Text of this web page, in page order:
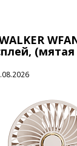
(мятая